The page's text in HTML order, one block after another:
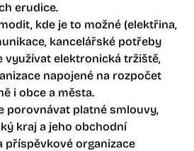
erudice.
kde je to možné (elektřina,
kancelářské potřeby
využívat elektronická tržiště,
napojené na rozpočet
i obce a města.
porovnávat platné smlouvy,
kraj a jeho obchodní
příspěvkové organizace